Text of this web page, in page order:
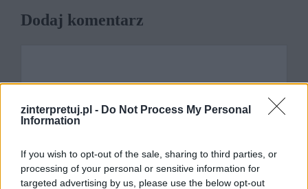
zinterpretuj.pl - Do Not Process My Personal
Information
If you wish to opt-out of the sale, sharing to third parties, or
processing of your personal or sensitive information for
targeted advertising by us, please use the below opt-out
Dodaj komentarz